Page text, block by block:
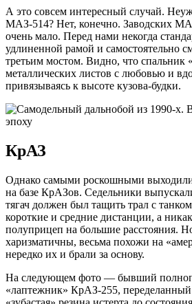
А это совсем интересный случай.
МАЗ-514? Нет, конечно. Заводских
очень мало. Перед нами некогда
удлиненной рамой и самостоятельно
третьим мостом. Видно, что спальник
металлических листов с любовью и
привязываясь к высоте кузова-будки.
КрАЗ
Однако самыми роскошными выходили
на базе КрАЗов. Седельники
тягач должен был тащить трал с
короткие и средние дистанции, а
полуприцеп на большие расстояния.
харизматичны, весьма похожи на
нередко их и брали за основу.
На следующем фото — бывший
«лаптежник» КрАЗ-255, переделанный